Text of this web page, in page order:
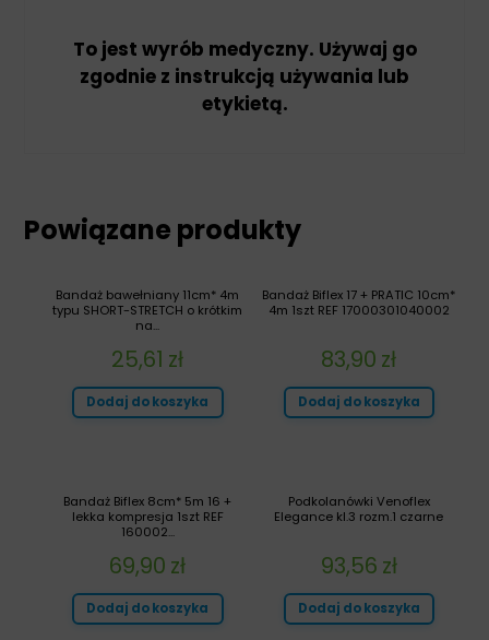
To jest wyrób medyczny. Używaj go
zgodnie z instrukcją używania lub
etykietą.
Powiązane produkty
Bandaż Biflex 17 + PRATIC 10cm*
4m 1szt REF 17000301040002
83,90 zł
Dodaj do koszyka
Bandaż bawełniany 11cm* 4m
typu SHORT-STRETCH o krótkim
na...
25,61 zł
Dodaj do koszyka
Podkolanówki Venoflex
Elegance kl.3 rozm.1 czarne
93,56 zł
Dodaj do koszyka
Bandaż Biflex 8cm* 5m 16 +
lekka kompresja 1szt REF
160002...
69,90 zł
Dodaj do koszyka